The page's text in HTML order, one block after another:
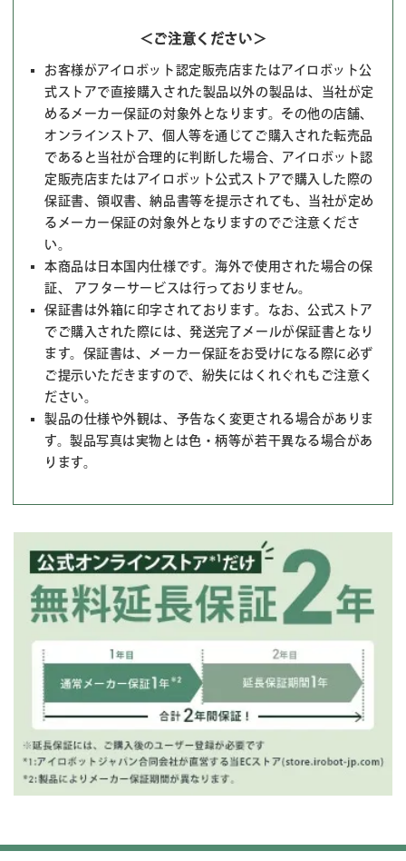
＜ご注意ください＞
お客様がアイロボット認定販売店またはアイロボット公
式ストアで直接購入された製品以外の製品は、当社が定
めるメーカー保証の対象外となります。その他の店舗、
オンラインストア、個人等を通じてご購入された転売品
であると当社が合理的に判断した場合、アイロボット認
定販売店またはアイロボット公式ストアで購入した際の
保証書、領収書、納品書等を提示されても、当社が定め
るメーカー保証の対象外となりますのでご注意くださ
い。
本商品は日本国内仕様です。海外で使用された場合の保
証、 アフターサービスは行っておりません。
保証書は外箱に印字されております。なお、公式ストア
でご購入された際には、発送完了メールが保証書となり
ます。保証書は、メーカー保証をお受けになる際に必ず
ご提示いただきますので、紛失にはくれぐれもご注意く
ださい。
製品の仕様や外観は、予告なく変更される場合がありま
す。製品写真は実物とは色・柄等が若干異なる場合があ
ります。